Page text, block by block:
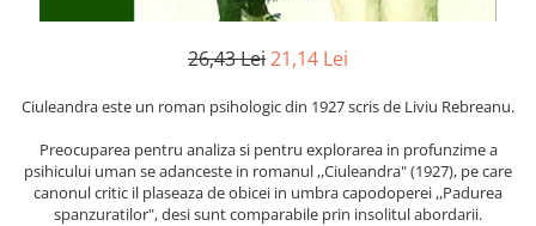
Sanatate
MedConnect
Medicina & Farmacie
26,43 Lei21,14 Lei
Ciuleandra este un roman psihologic din 1927 scris de Liviu Rebreanu.
Preocuparea pentru analiza si pentru explorarea in profunzime a
psihicului uman se adanceste in romanul ,,Ciuleandra" (1927), pe care
canonul critic il plaseaza de obicei in umbra capodoperei ,,Padurea
spanzuratilor", desi sunt comparabile prin insolitul abordarii.